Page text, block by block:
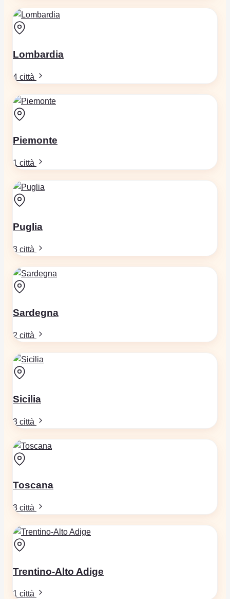
Lombardia
4 città
Piemonte
1 città
Puglia
3 città
Sardegna
2 città
Sicilia
3 città
Toscana
3 città
Trentino-Alto Adige
1 città